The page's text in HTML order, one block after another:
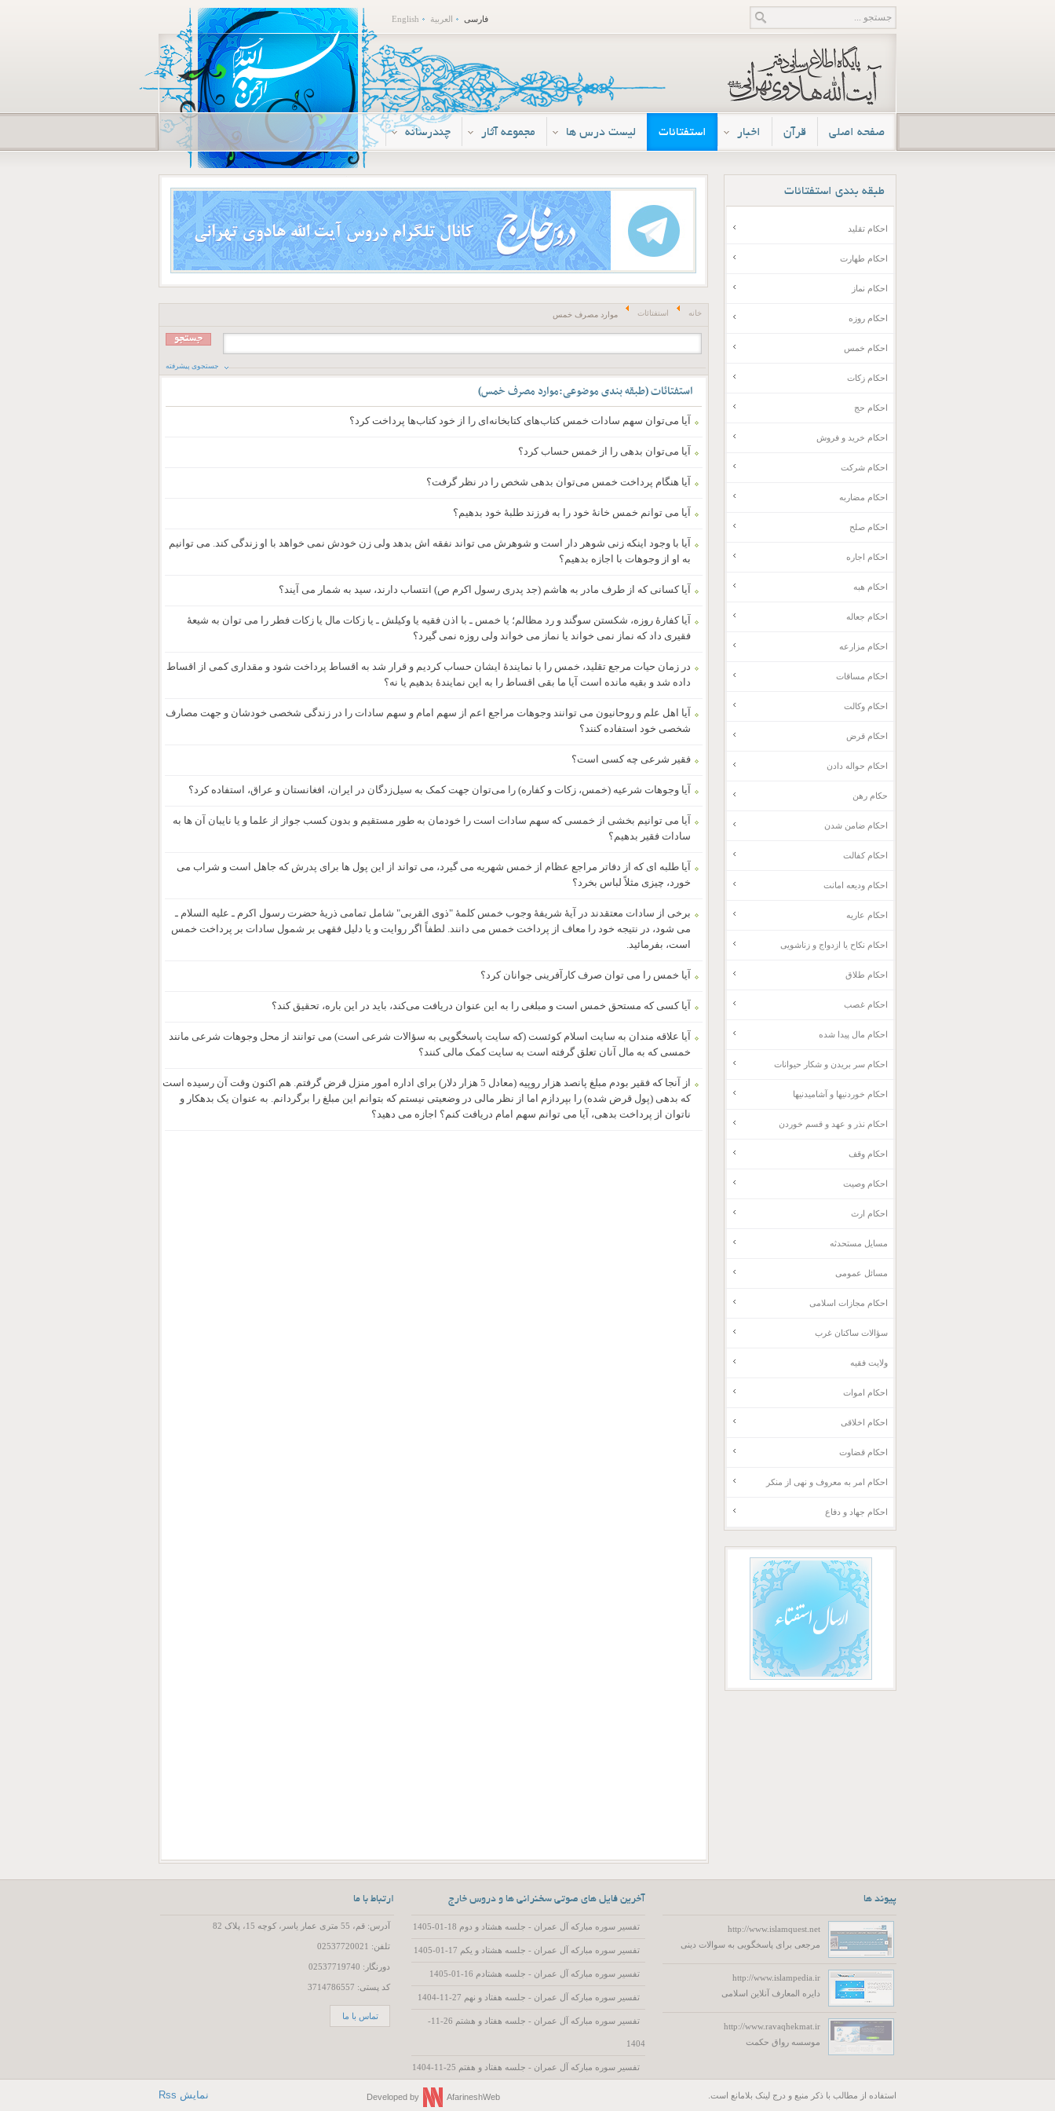
فارسی العربية English
صفحه اصلی قرآن اخبار استفتائات لیست درس ها مجموعه آثار چندرسانه
خانه استفتائات موارد مصرف خمس
جستجوی پیشرفته
استفتائات(طبقه بندی موضوعی:موارد مصرف خمس)
آیا می‌توان سهم سادات خمس کتاب‌های کتابخانه‌ای را از خود کتاب‌ها پرداخت کرد؟
آیا می‌توان بدهی را از خمس حساب کرد؟
آیا هنگام پرداخت خمس می‌توان بدهی شخص را در نظر گرفت؟
آیا می توانم خمس خانۀ خود را به فرزند طلبۀ خود بدهیم؟
آیا با وجود اینکه زنی شوهر دار است و شوهرش می تواند نفقه اش بدهد ولی زن خودش نمی خواهد با او زندگی کند. می توانیم
به او از وجوهات با اجازه بدهیم؟
آیا کسانی که از طرف مادر به هاشم (جد پدری رسول اکرم ص) انتساب دارند، سید به شمار می آیند؟
­آیا کفارۀ روزه، شکستن سوگند و رد مظالم؛ یا خمس ـ با اذن فقیه یا وکیلش ـ یا زکات مال یا زکات فطر را می ت­وان به شیعۀ
فقیری داد که ­نماز نمی خواند یا نماز می خواند ولی روزه نمی گیرد؟
در زمان حیات مرجع تقلید، خمس را با نمایندۀ ایشان حساب کردیم و قرار شد به اقساط پرداخت شود و مقداری کمی از اقساط
داده شد و بقیه مانده است آیا ما بقی اقساط را به این نمایندۀ بدهیم یا نه؟
آیا اهل علم و روحانیون می توانند وجوهات مراجع اعم از سهم امام و سهم سادات را در زندگی شخصی خودشان و جهت مصارف
شخصی خود استفاده کنند؟
فقیر شرعی چه کسی است؟
آیا وجوهات شرعیه (خمس، زکات و کفاره) را می‌توان جهت کمک به سیل‌زدگان در ایران، افغانستان و عراق، استفاده کرد؟
آیا می توانیم بخشی از خمسی که سهم سادات است را خودمان به طور مستقیم و بدون کسب جواز از علما و یا نایبان آن ها به
سادات فقیر بدهیم؟
آیا طلبه ای که از دفاتر مراجع عظام از خمس شهریه می گیرد، می تواند از این پول ها برای پدرش که جاهل است و شراب می
خورد، چیزی مثلاً لباس بخرد؟
برخی از سادات معتقدند در آیۀ شریفۀ وجوب خمس کلمۀ "ذوی القربی" شامل تمامی ذریۀ حضرت رسول اکرم ـ علیه السلام ـ
می شود، در نتیجه خود را معاف از پرداخت خمس می دانند. لطفاً اگر روایت و یا دلیل فقهی بر شمول سادات بر پرداخت خمس
است، بفرمائید.
آیا خمس را می توان صرف کارآفرینی جوانان کرد؟
آیا کسی که مستحق خمس است و مبلغی را به این عنوان دریافت می‌کند، باید در این باره، تحقیق کند؟
آیا علاقه مندان به سایت اسلام کوئست (که سایت پاسخگویی به سؤالات شرعی است) می توانند از محل وجوهات شرعی مانند
خمسی که به مال آنان تعلق گرفته است به سایت کمک مالی کنند؟
از آنجا که فقیر بودم مبلغ پانصد هزار روپیه (معادل 5 هزار دلار) برای اداره امور منزل قرض گرفتم. هم اکنون وقت آن رسیده است
که بدهی (پول قرض شده) را بپردازم اما از نظر مالی در وضعیتی نیستم که بتوانم این مبلغ را برگردانم. به عنوان یک بدهکار و
ناتوان از پرداخت بدهی، آیا می توانم سهم امام دریافت کنم؟ اجازه می دهید؟
طبقه بندی استفتائات
احکام تقلید
احکام طهارت
احکام نماز
احکام روزه
احکام خمس
احکام زکات
احکام حج
احکام خرید و فروش
احکام شرکت
احکام مضاربه
احکام صلح
احکام اجاره
احکام هبه
احکام جعاله
احکام مزارعه
احکام مساقات
احکام وکالت
احکام قرض
احکام حواله دادن
حکام رهن
احکام ضامن شدن
احکام کفالت
احکام ودیعه امانت
احکام عاریه
احکام نکاح یا ازدواج و زناشویی
احکام طلاق
احکام غصب
احکام مال پیدا شده
احکام سر بریدن و شکار حیوانات
احکام خوردنیها و آشامیدنیها
احکام نذر و عهد و قسم خوردن
احکام وقف
احکام وصیت
احکام ارث
مسایل مستحدثه
مسائل عمومی
احکام مجازات اسلامی
سؤالات ساکنان غرب
ولایت فقیه
احکام اموات
احکام اخلاقی
احکام قضاوت
احکام امر به معروف و نهی از منکر
احکام جهاد و دفاع
پیوند ها
http://www.islamquest.net
مرجعی برای پاسخگویی به سوالات دینی
http://www.islampedia.ir
دایره المعارف آنلاین اسلامی
http://www.ravaqhekmat.ir
موسسه رواق حکمت
آخرین فایل های صوتی سخنرانی ها و دروس خارج
تفسیر سوره مبارکه آل عمران - جلسه هشتاد و دوم 18-01-1405
تفسیر سوره مبارکه آل عمران - جلسه هشتاد و یکم 17-01-1405
تفسیر سوره مبارکه آل عمران - جلسه هشتادم 16-01-1405
تفسیر سوره مبارکه آل عمران - جلسه هفتاد و نهم 27-11-1404
تفسیر سوره مبارکه آل عمران - جلسه هفتاد و هشتم 26-11-
1404
تفسیر سوره مبارکه آل عمران - جلسه هفتاد و هفتم 25-11-1404
ارتباط با ما
آدرس: قم، 55 متری عمار یاسر، کوچه 15، پلاک 82
تلفن: 02537720021
دورنگار: 02537719740
کد پستی: 3714786557
تماس با ما
Developed by AfarineshWeb استفاده از مطالب با ذكر منبع و درج لینک بلامانع است. نمایش Rss